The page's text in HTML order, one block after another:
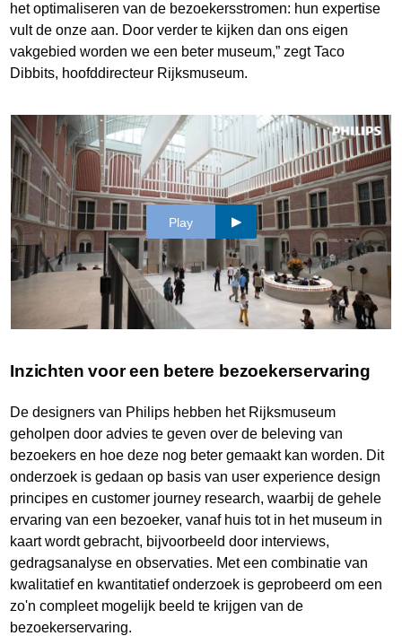
het optimaliseren van de bezoekersstromen: hun expertise
vult de onze aan. Door verder te kijken dan ons eigen
vakgebied worden we een beter museum,” zegt Taco
Dibbits, hoofddirecteur Rijksmuseum.
Play
Inzichten voor een betere bezoekerservaring
De designers van Philips hebben het Rijksmuseum
geholpen door advies te geven over de beleving van
bezoekers en hoe deze nog beter gemaakt kan worden. Dit
onderzoek is gedaan op basis van user experience design
principes en customer journey research, waarbij de gehele
ervaring van een bezoeker, vanaf huis tot in het museum in
kaart wordt gebracht, bijvoorbeeld door interviews,
gedragsanalyse en observaties. Met een combinatie van
kwalitatief en kwantitatief onderzoek is geprobeerd om een
zo'n compleet mogelijk beeld te krijgen van de
bezoekerservaring.